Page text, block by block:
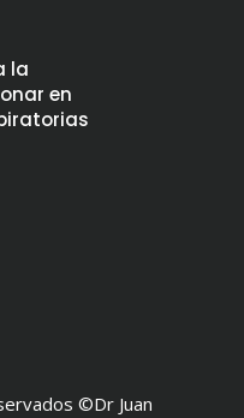
la
en
©Dr Juan